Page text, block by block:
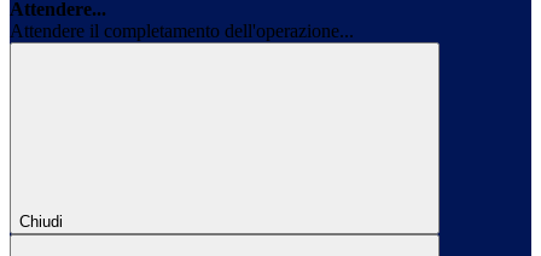
Attendere...
Attendere il completamento dell'operazione...
Chiudi